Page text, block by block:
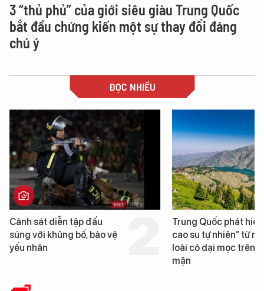
3 “thủ phủ” của giới siêu giàu Trung Quốc
bắt đầu chứng kiến một sự thay đổi đáng
chú ý
ĐỌC NHIỀU
Trung Quốc phát hiện “mỏ
cao su tự nhiên” từ một
loài cỏ dại mọc trên đất
Loạt dự án bất động
Đà Nẵng sắp bị kiểm